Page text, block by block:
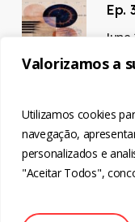
Valorizamos a
Utilizamos cookies
navegação,
personalizados e
"Aceitar Todos",
Ep.